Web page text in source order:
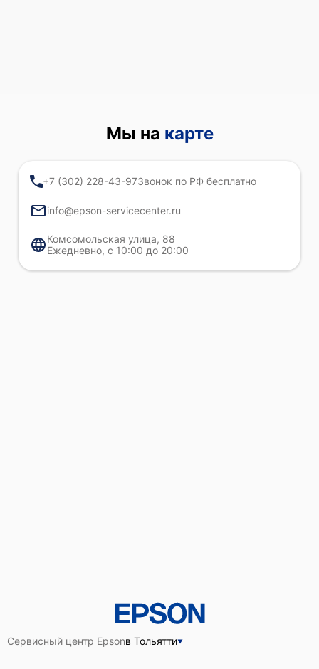
Мы на карте
+7 (302) 228-43-97Звонок по РФ бесплатно
info@epson-servicecenter.ru
Комсомольская улица, 88
Ежедневно, с 10:00 до 20:00
Сервисный центр Epsonв Тольятти